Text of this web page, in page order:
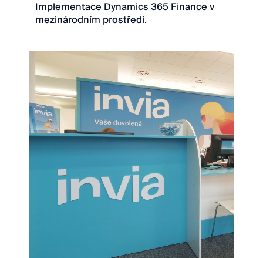
Implementace Dynamics 365 Finance v
mezinárodním prostředí.